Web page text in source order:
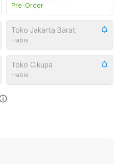
Pre-Order
Toko Jakarta Barat
Habis
Toko Cikupa
Habis